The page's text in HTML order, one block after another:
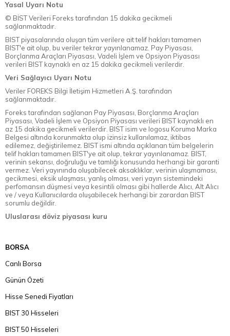
Yasal Uyarı Notu
© BİST Verileri Foreks tarafından 15 dakika gecikmeli
sağlanmaktadır.
BIST piyasalarında oluşan tüm verilere ait telif hakları tamamen
BIST'e ait olup, bu veriler tekrar yayınlanamaz. Pay Piyasası,
Borçlanma Araçları Piyasası, Vadeli İşlem ve Opsiyon Piyasası
verileri BIST kaynaklı en az 15 dakika gecikmeli verilerdir.
Veri Sağlayıcı Uyarı Notu
Veriler FOREKS Bilgi İletişim Hizmetleri A.Ş. tarafından
sağlanmaktadır.
Foreks tarafından sağlanan Pay Piyasası, Borçlanma Araçları
Piyasası, Vadeli İşlem ve Opsiyon Piyasası verileri BIST kaynaklı en
az 15 dakika gecikmeli verilerdir. BIST isim ve logosu Koruma Marka
Belgesi altında korunmakta olup izinsiz kullanılamaz, iktibas
edilemez, değiştirilemez. BIST ismi altında açıklanan tüm belgelerin
telif hakları tamamen BIST'ye ait olup, tekrar yayınlanamaz. BIST,
verinin sekansı, doğruluğu ve tamlığı konusunda herhangi bir garanti
vermez. Veri yayınında oluşabilecek aksaklıklar, verinin ulaşmaması,
gecikmesi, eksik ulaşması, yanlış olması, veri yayın sistemindeki
perfomansın düşmesi veya kesintili olması gibi hallerde Alıcı, Alt Alıcı
ve / veya Kullanıcılarda oluşabilecek herhangi bir zarardan BIST
sorumlu değildir.
Uluslarası döviz piyasası kuru
BORSA
Canlı Borsa
Günün Özeti
Hisse Senedi Fiyatları
BIST 30 Hisseleri
BIST 50 Hisseleri